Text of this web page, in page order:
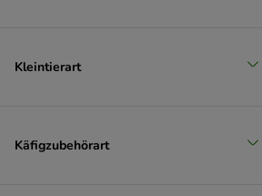
Kleintierart
Käfigzubehörart